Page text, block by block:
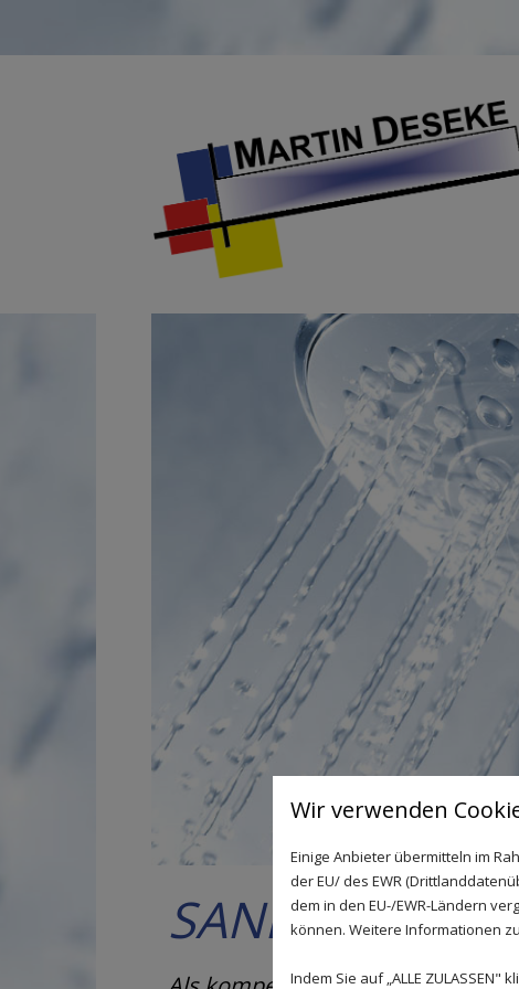
SANITÄR UND
Wir verwenden
Einige Anbieter übermitteln im
der EU/ des EWR
dem in den EU-/EWR-Ländern
können. Weitere Informationen
Indem Sie auf „ALLE